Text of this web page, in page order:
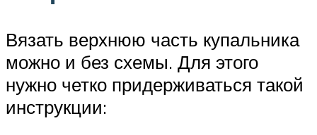
Вязать верхнюю часть купальника
можно и без схемы. Для этого
нужно четко придерживаться такой
инструкции: